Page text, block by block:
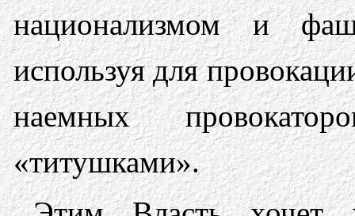
национализмом и
используя для
наемных
«титушками».